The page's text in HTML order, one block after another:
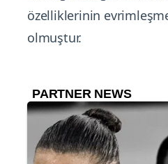
özelliklerinin
olmuştur.